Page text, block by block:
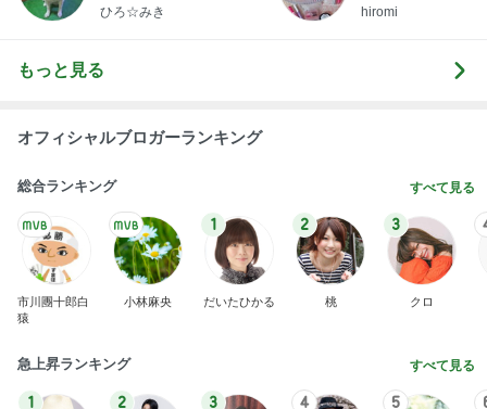
ひろ☆みき hiromi
もっと見る
オフィシャルブロガーランキング
総合ランキング すべて見る
市川團十郎白
猿
小林麻央
1
だいたひかる
2
桃
3
クロ
急上昇ランキング すべて見る
1 2 3 4 5